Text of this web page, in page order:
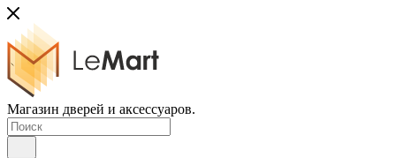
Магазин дверей и аксессуаров.